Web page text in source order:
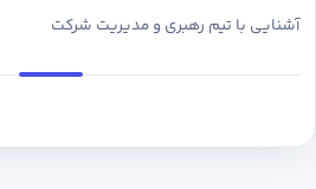
آشنایی با تیم رهبری و مدیریت شرکت